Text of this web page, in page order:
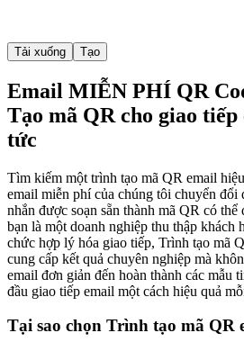
Tải xuống Tạo
Email MIỄN PHÍ QR
Tạo mã QR cho giao
tức
Tìm kiếm một trình tạo mã QR email
email miễn phí của chúng tôi chuyển đổi
nhắn được soạn sẵn thành mã QR có
bạn là một doanh nghiệp thu thập khách
chức hợp lý hóa giao tiếp, Trình tạo mã
cung cấp kết quả chuyên nghiệp mà
email đơn giản đến hoàn thành các mẫu
đầu giao tiếp email một cách hiệu quả
Tại sao chọn Trình tạo mã QR